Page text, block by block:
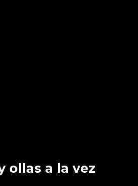
y ollas a la vez